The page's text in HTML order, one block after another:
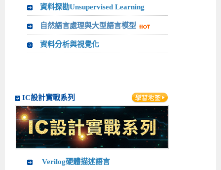
資料探勘Unsupervised Learning
自然語言處理與大型語言模型
資料分析與視覺化
IC設計實戰系列
Verilog硬體描述語言